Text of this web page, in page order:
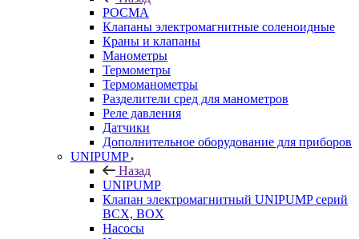
РОСМА
Клапаны электромагнитные соленоидные
Краны и клапаны
Манометры
Термометры
Термоманометры
Разделители сред для манометров
Реле давления
Датчики
Дополнительное оборудование для приборов
UNIPUMP
Назад
UNIPUMP
Клапан электромагнитный UNIPUMP серий
BCX, BOX
Насосы